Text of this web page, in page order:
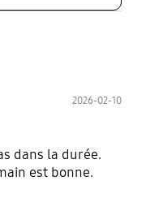
2026-02-10
dans la durée.
est bonne.